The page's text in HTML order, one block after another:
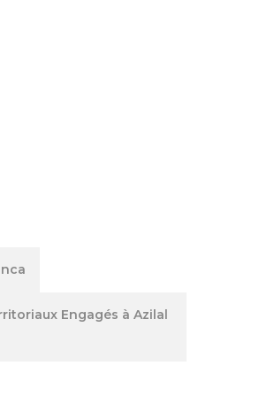
Engagés à Azilal